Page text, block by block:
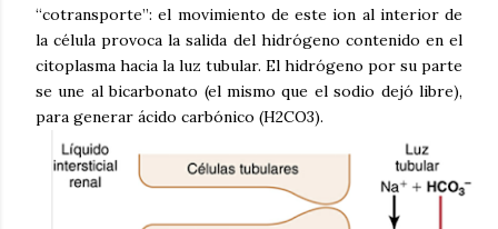
“cotransporte”: el movimiento de este ion al interior de
la célula provoca la salida del hidrógeno contenido en el
citoplasma hacia la luz tubular. El hidrógeno por su parte
se une al bicarbonato (el mismo que el sodio dejó libre),
para generar ácido carbónico (H2CO3).